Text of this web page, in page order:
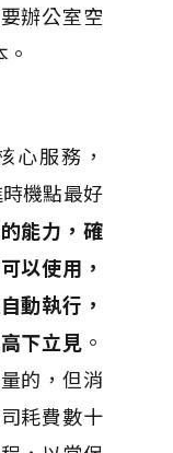
辦公室空
心服務，
機點最好
能力，確
以使用，
動執行，
下立見 。
的，但消
耗費數十